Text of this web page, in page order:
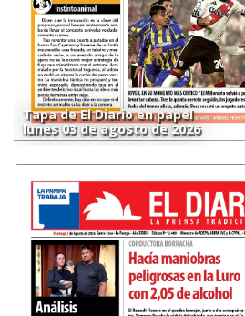
Tapa de El Diario en papel
lunes 03 de agosto de 2026